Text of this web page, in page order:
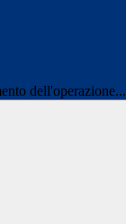
dell'operazione...